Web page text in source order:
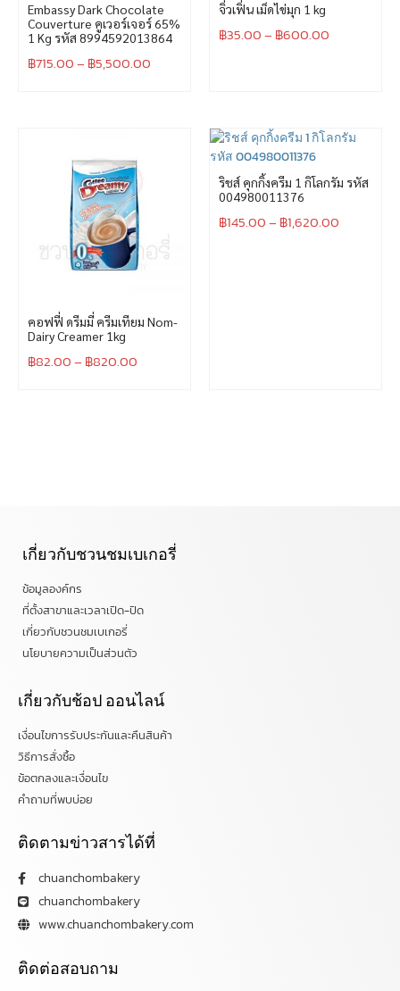
Embassy Dark Chocolate
Couverture คูเวอร์เจอร์ 65%
1 Kg รหัส 8994592013864
฿715.00– ฿5,500.00
จิ่วเฟิ่น เม็ดไข่มุก 1 kg
฿35.00– ฿600.00
คอฟฟี่ ดรีมมี่ ครีมเทียม Nom-
Dairy Creamer 1kg
฿82.00– ฿820.00
ริชส์ คุกกิ้งครีม 1 กิโลกรัม รหัส
004980011376
฿145.00– ฿1,620.00
เกี่ยวกับชวนชมเบเกอรี่
ข้อมูลองค์กร
ที่ตั้งสาขาและเวลาเปิด-ปิด
เกี่ยวกับชวนชมเบเกอรี่
นโยบายความเป็นส่วนตัว
เกี่ยวกับช้อป ออนไลน์
เงื่อนไขการรับประกันและคืนสินค้า
วิธีการสั่งซื้อ
ข้อตกลงและเงื่อนไข
คำถามที่พบบ่อย
ติดตามข่าวสารได้ที่
chuanchombakery
chuanchombakery
www.chuanchombakery.com
ติดต่อสอบถาม